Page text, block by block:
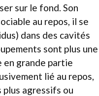
sur le fond. Son
au repos, il se
dans des cavités
sont plus une
en grande partie
lié au repos,
plus agressifs ou